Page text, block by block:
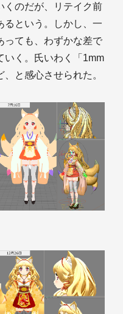
くのだが、リテイク前
るという。しかし、一
っても、わずかな差で
いく。氏いわく「1mm
と感心させられた。